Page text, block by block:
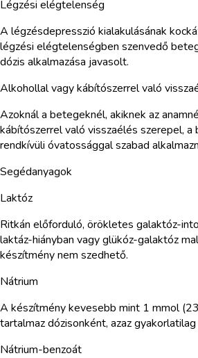
Légzési elégtelenség
A légzésdepresszió kialakulásának
légzési elégtelenségben szenvedő
dózis alkalmazása javasolt.
Alkohollal vagy kábítószerrel való
Azoknál a betegeknél, akiknek az
kábítószerrel való visszaélés szerepel, a
rendkívüli óvatossággal szabad
Segédanyagok
Laktóz
Ritkán előforduló, örökletes galaktóz-
laktáz-hiányban vagy glükóz-galaktóz
készítmény nem szedhető.
Nátrium
A készítmény kevesebb mint 1 mmol
tartalmaz dózisonként, azaz gyakorlatilag
Nátrium-benzoát